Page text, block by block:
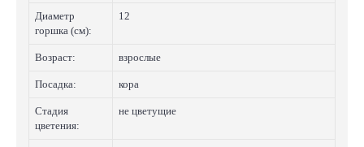
Диаметр
горшка (см):
12
Возраст: взрослые
Посадка: кора
Стадия
цветения:
не цветущие